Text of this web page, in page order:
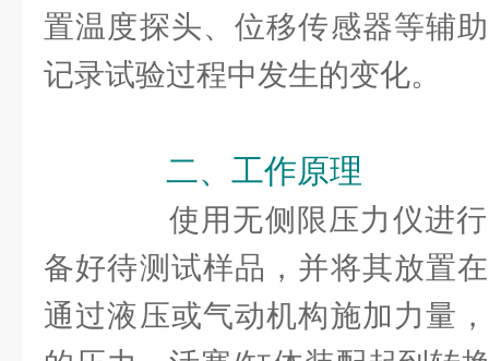
置温度探头、位移传感器等辅
记录试验过程中发生的变化。
二、工作原理
使用无侧限压力仪进行
备好待测试样品，并将其放置
通过液压或气动机构施加力量